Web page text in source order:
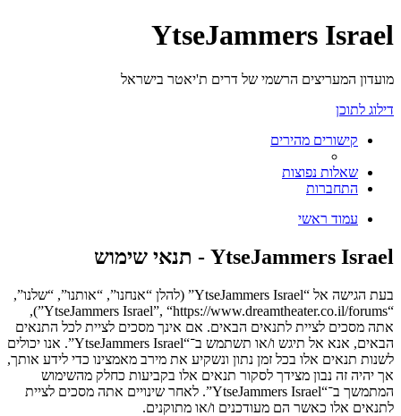
YtseJammers Israel
מועדון המעריצים הרשמי של דרים ת'יאטר בישראל
דילוג לתוכן
קישורים מהירים
שאלות נפוצות
התחברות
עמוד ראשי
YtseJammers Israel - תנאי שימוש
בעת הגישה אל “YtseJammers Israel” (להלן “אנחנו”, “אותנו”, “שלנו”,
“YtseJammers Israel”, “https://www.dreamtheater.co.il/forums”),
אתה מסכים לציית לתנאים הבאים. אם אינך מסכים לציית לכל התנאים
הבאים, אנא אל תיגש ו/או תשתמש ב־“YtseJammers Israel”. אנו יכולים
לשנות תנאים אלו בכל זמן נתון ונשקיע את מירב מאמצינו כדי לידע אותך,
אך יהיה זה נבון מצידך לסקור תנאים אלו בקביעות כחלק מהשימוש
המתמשך ב־“YtseJammers Israel”. לאחר שינויים אתה מסכים לציית
לתנאים אלו כאשר הם מעודכנים ו/או מתוקנים.